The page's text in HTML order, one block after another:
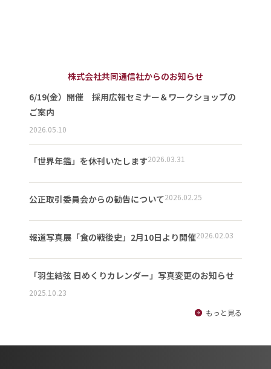
株式会社共同通信社からのお知らせ
6/19(金）開催 採用広報セミナー＆ワークショップの
ご案内
2026.05.10
「世界年鑑」を休刊いたします2026.03.31
公正取引委員会からの勧告について2026.02.25
報道写真展「食の戦後史」2月10日より開催2026.02.03
「羽生結弦 日めくりカレンダー」写真変更のお知らせ
2025.10.23
もっと見る